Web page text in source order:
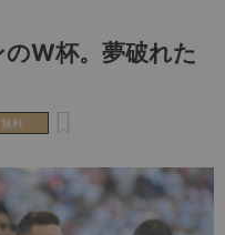
W杯。夢破れた